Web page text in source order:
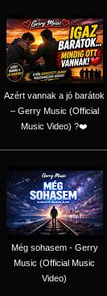
Azért vannak a jó barátok
– Gerry Music (Official
Music Video) ?❤️
Még sohasem - Gerry
Music (Official Music
Video)